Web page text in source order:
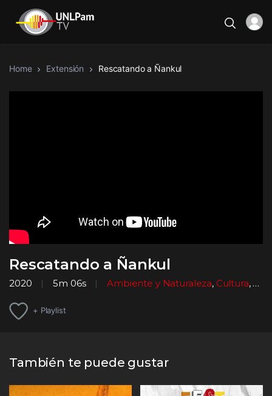
Home Extensión Rescatando a Ñankul
Rescatando a Ñankul
2020 5m 06s Ambiente y Naturaleza, Cultura,
+ Playlist
También te puede gustar